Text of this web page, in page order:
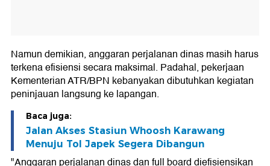
Namun demikian, anggaran perjalanan dinas masih harus
terkena efisiensi secara maksimal. Padahal, pekerjaan
Kementerian ATR/BPN kebanyakan dibutuhkan kegiatan
peninjauan langsung ke lapangan.
Baca juga:
Jalan Akses Stasiun Whoosh Karawang
Menuju Tol Japek Segera Dibangun
"Anggaran perjalanan dinas dan full board diefisiensikan